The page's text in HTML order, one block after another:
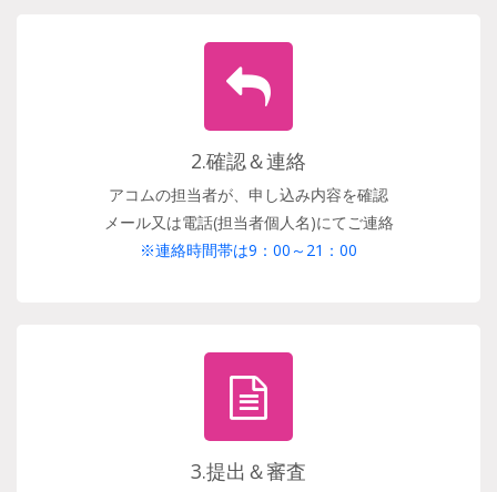
2.確認＆連絡
アコムの担当者が、申し込み内容を確認
メール又は電話(担当者個人名)にてご連絡
※連絡時間帯は9：00～21：00
3.提出＆審査